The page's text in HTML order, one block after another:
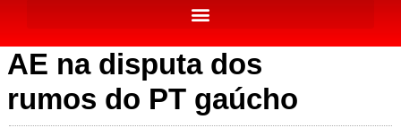
AE na disputa dos
rumos do PT gaúcho